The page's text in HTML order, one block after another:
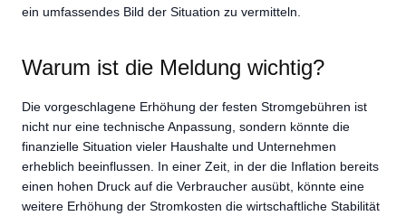
ein umfassendes Bild der Situation zu vermitteln.
Warum ist die Meldung wichtig?
Die vorgeschlagene Erhöhung der festen Stromgebühren ist
nicht nur eine technische Anpassung, sondern könnte die
finanzielle Situation vieler Haushalte und Unternehmen
erheblich beeinflussen. In einer Zeit, in der die Inflation bereits
einen hohen Druck auf die Verbraucher ausübt, könnte eine
weitere Erhöhung der Stromkosten die wirtschaftliche Stabilität